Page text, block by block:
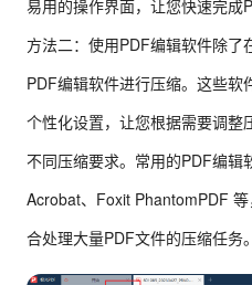
易用的操作界面，让您快速完成
方法二：使用PDF编辑软件除
PDF编辑软件进行压缩。这些软
个性化设置，让您根据需要调整
不同压缩要求。常用的PDF编辑
Acrobat、Foxit PhantomPDF
合处理大量PDF文件的压缩任务。